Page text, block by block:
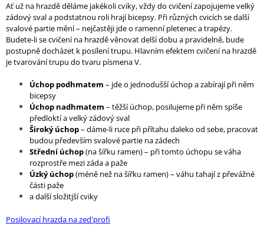
Ať už na hrazdě děláme jakékoli cviky, vždy do cvičení zapojujeme velký
zádový sval a podstatnou roli hrají bicepsy. Při různých cvicích se další
svalové partie mění – nejčastěji jde o ramenní pletenec a trapézy.
Budete-li se cvičení na hrazdě věnovat delší dobu a pravidelně, bude
postupně docházet k posílení trupu. Hlavním efektem cvičení na hrazdě
je tvarování trupu do tvaru písmena V.
Úchop podhmatem – jde o jednodušší úchop a zabírají při něm
bicepsy
Úchop nadhmatem – těžší úchop, posilujeme při něm spíše
předloktí a velký zádový sval
Široký úchop– dáme-li ruce při přítahu daleko od sebe, pracovat
budou především svalové partie na zádech
Střední úchop(na šířku ramen) – při tomto úchopu se váha
rozprostře mezi záda a paže
Úzký úchop(méně než na šířku ramen) – váhu tahají z převážné
části paže
a další složitjší cviky
Posilovací hrazda na zed'profi